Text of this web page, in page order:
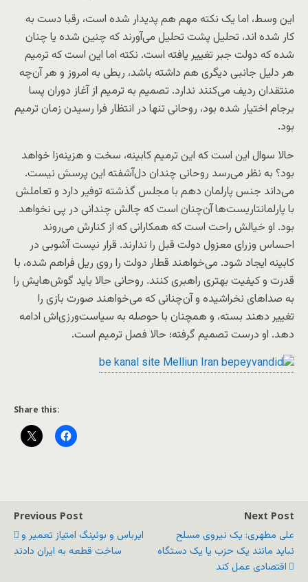
این وسط، اما یک نکته مهم هم پدیدار شده است، رقبا دست به
کار شده اند، تحلیل پشت تحلیل می‌آورند که چنین شده یا چنان
شده که دولت جبر تغییر یافته است. نکته اما این است که ترمیم
هر دلیل جانبی دیگری هم داشته باشد، ربطی به امروز و هر آن‌چه
منتقدان ردیف می‌کنند ندارد. تصمیم به ترمیم از آغاز دوران پسا
برجام اختیار شده بود، روحانی تنها در انتظار فرا رسیدن زمان ترمیم
بود.
حالا سوال این است که این ترمیم کابینه، سخت و هزینه‌زا خواهد
بود؟ به نظر می‌رسد روحانی چندان دل‌آشفته این پرسش نیست.
می‌داند جنس پارلمان دهم با مجلس گذشته توفیر دارد و تعاملش
با پارلمانتاریست‌ها آن‌چنان است که چالش چندانی در پی نخواهد
بود. او خیالش راحت است که همکارانی که از کنارش می‌روند
احساس وزرای معزول دولت قبل را ندارند. قرار نیست آشوبی در
کابینه ایجاد شود. می‌خواهند قطار دولت را روی ریل فراهم شده، با
قدرت و کیفیت بهتری راهبری کنند. روحانی حالا باید گوش‌هایش را
به صداهای نخراشیده و آن‌چنانی که می‌خواهند صورت بازی را
تغییر دهند بسته، و همچنان با حوصله به سیاست‌ورزی‌اش ادامه
دهد. او درست تصمیم گرفته؛ حالا فصل ترمیم است.
Share this:
Previous Post
ایرباس و بوئینگ امتیاز تعمیر و
ساخت قطعه به ایران دادند
Next Post
علی مطهری: یک نیروی مسلح
نباید مانند یک حزب یا یک دستگاه
اقتصادی عمل کند